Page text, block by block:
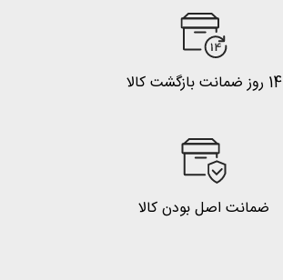
14 روز ضمانت بازگشت کالا
ضمانت اصل بودن کالا